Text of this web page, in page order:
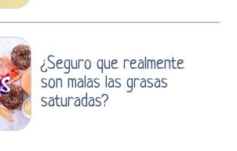
¿Seguro que realmente
son malas las grasas
saturadas?